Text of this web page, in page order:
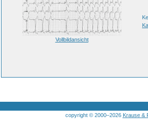
Vollbildansicht
copyright © 2000–2026 Krause &